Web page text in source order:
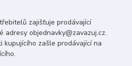
zajišťuje prodávající
adresy objednavky@zavazuj.cz.
kupujícího zašle prodávající na